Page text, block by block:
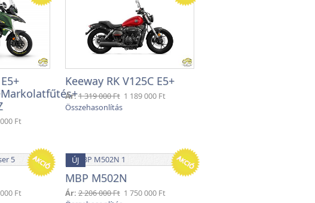
Ft
Keeway RK V125C E5+
Ár:1 319 000 Ft 1 189 000 Ft
Ft
ÚJ
MBP M502N
Ár:2 206 000 Ft 1 750 000 Ft